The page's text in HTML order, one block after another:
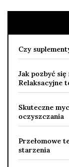
Czy
Jak pozbyć
Relaksacyjne
Skuteczne
oczyszczania
Przełomowe
starzenia